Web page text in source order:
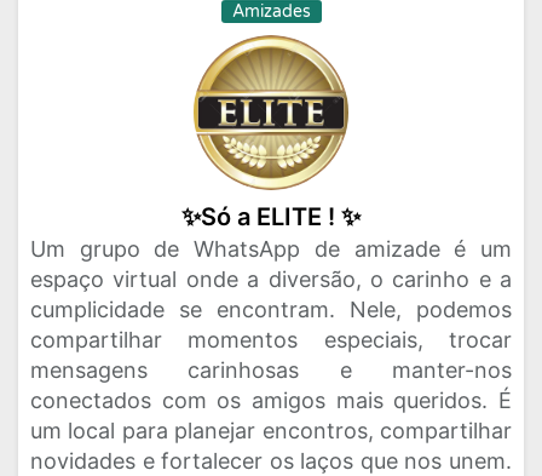
Amizades
✨Só a ELITE ! ✨
Um grupo de WhatsApp de amizade é um
espaço virtual onde a diversão, o carinho e a
cumplicidade se encontram. Nele, podemos
compartilhar momentos especiais, trocar
mensagens carinhosas e manter-nos
conectados com os amigos mais queridos. É
um local para planejar encontros, compartilhar
novidades e fortalecer os laços que nos unem.